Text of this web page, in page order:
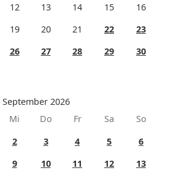
12 13 14 15
16
19 20 21 22
23
26 27 28 29
30
September 2026
Mi Do Fr Sa
So
2 3 4 5
6
9 10 11 12
13